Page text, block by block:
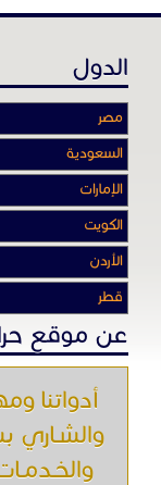
الدول
عن موقع
أدواتنا
والشـاري
والخـدمـات